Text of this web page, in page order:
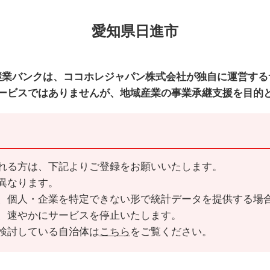
愛知県日進市
バンクは、ココホレジャパン株式会社が独自に運営す
ビスではありませんが、地域産業の事業承継支援を目的
方は、下記よりご登録をお願いいたします。
なります。
個人・企業を特定できない形で統計データを提供する場
やかにサービスを停止いたします。
討している自治体はこちら をご覧ください。